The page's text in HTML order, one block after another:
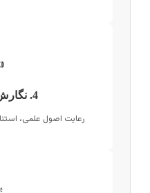
رعایت اصول علمی،